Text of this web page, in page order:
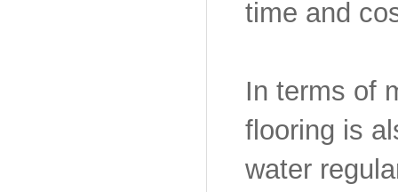
time and
In terms of
flooring is
water